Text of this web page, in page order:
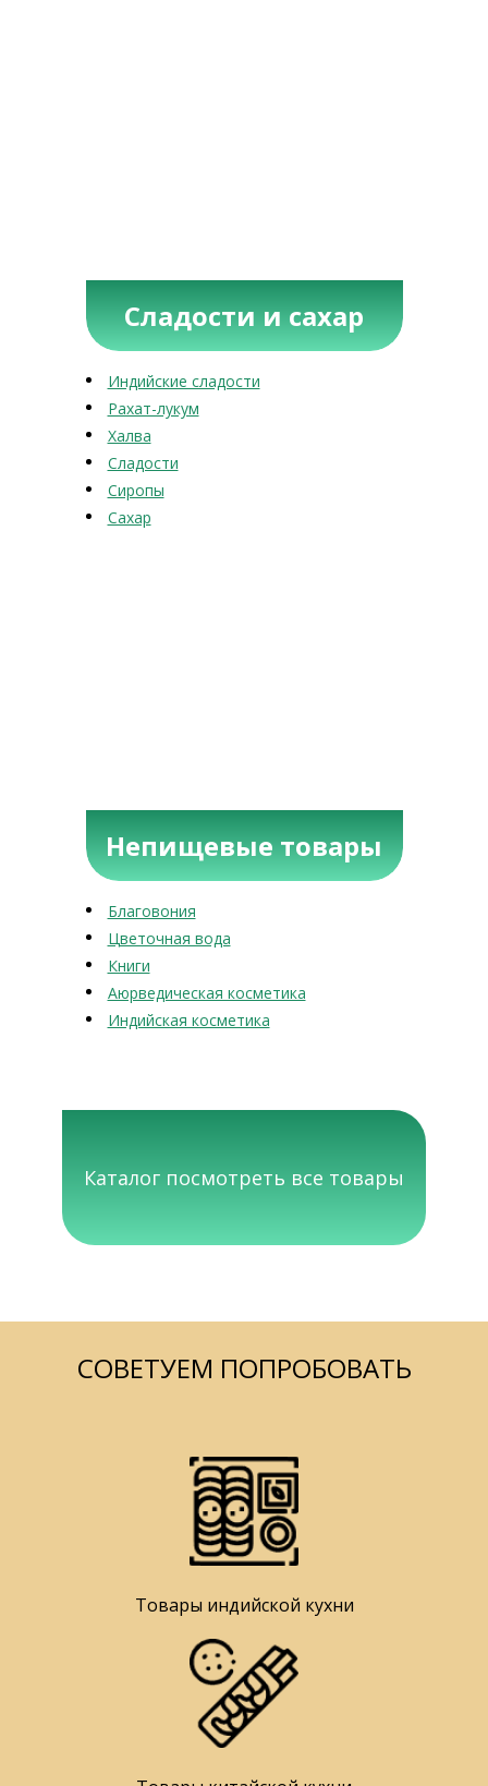
Сладости и сахар
Индийские сладости
Рахат-лукум
Халва
Сладости
Сиропы
Сахар
Непищевые товары
Благовония
Цветочная вода
Книги
Аюрведическая косметика
Индийская косметика
Каталог посмотреть все товары
СОВЕТУЕМ ПОПРОБОВАТЬ
Товары индийской кухни